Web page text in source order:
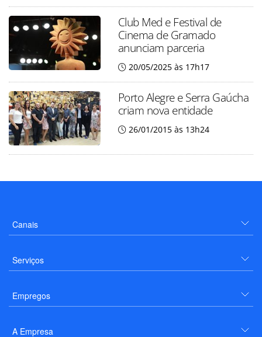
Club Med e Festival de
Cinema de Gramado
anunciam parceria
20/05/2025 às 17h17
Porto Alegre e Serra Gaúcha
criam nova entidade
26/01/2015 às 13h24
Canais
Serviços
Empregos
A Empresa